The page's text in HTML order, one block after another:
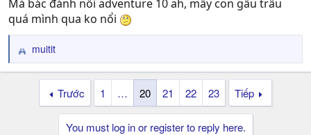
Mà bác đánh nổi adventure 10 ah, mấy con gấu trâu
quá mình qua ko nổi
R
e
muitit
Trước 1 … 20 21 22 23 Tiếp
You must log in or register to reply here.